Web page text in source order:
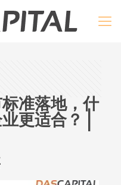
准落地，什
更适合？ |